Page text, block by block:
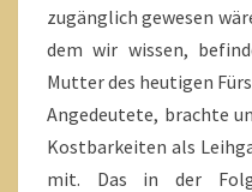
zugänglich gewesen
dem wir wissen,
Mutter des heutigen
Angedeutete, brachte
Kostbarkeiten als
mit. Das in der